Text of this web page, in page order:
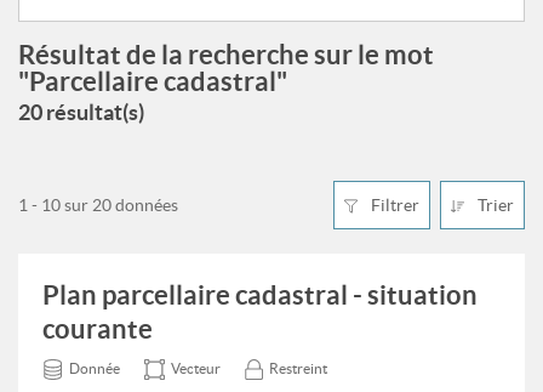
Résultat de la recherche sur le mot
"Parcellaire cadastral"
20 résultat(s)
Filtrer Trier
1 - 10 sur 20 données
Plan parcellaire cadastral - situation
courante
Donnée Vecteur Restreint